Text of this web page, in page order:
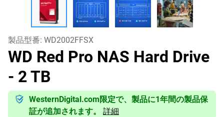
製品型番: WD2002FFSX
WD Red Pro NAS Hard Drive
- 2 TB
WesternDigital.com限定で、製品に1年間の製品保
証が追加されます。
詳細